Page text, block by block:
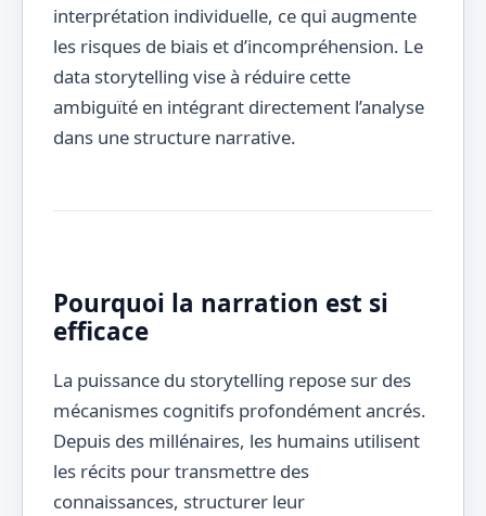
interprétation individuelle, ce qui augmente
les risques de biais et d’incompréhension. Le
data storytelling vise à réduire cette
ambiguïté en intégrant directement l’analyse
dans une structure narrative.
Pourquoi la narration est si
efficace
La puissance du storytelling repose sur des
mécanismes cognitifs profondément ancrés.
Depuis des millénaires, les humains utilisent
les récits pour transmettre des
connaissances, structurer leur